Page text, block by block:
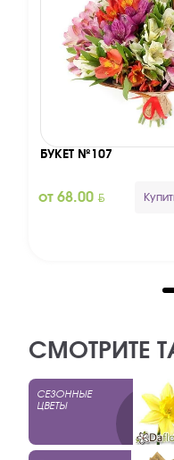
БУКЕТ №107
от 68.00 BYN
СМОТРИТЕ
СЕЗОННЫЕ
ЦВЕТЫ